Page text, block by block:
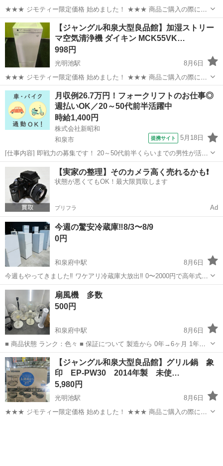
★★★ ジモティー限定価格 始めました！ ★★★ 商品ご購入の際に
「ジモティーを見た」と言っていただくと、 ジモティー限定価格(店頭
価格より3%OFF)でのご購入が可能です。 ぜひ店頭にてスタッフまで
お伝えください...
大阪 和泉市 光明池駅 季節、空調家電 ジャングル
【ジャングル和泉大型良品館】加湿ストリー
マ空気清浄機 ダイキン MCK55VK…
998円
光明池駅
8月6日
★★★ ジモティー限定価格 始めました！ ★★★ 商品ご購入の際に
「ジモティーを見た」と言っていただくと、 ジモティー限定価格(店頭
価格より3%OFF)でのご購入が可能です。 ぜひ店頭にてスタッフまで
お伝えください...
大阪 和泉市 光明池駅 季節、空調家電 ジャングル
月収例26.7万円！フォークリフトのお仕事◎
週払いOK／20～50代前半活躍中
時給1,400円
株式会社新昭和
和泉市
提携サイト 5月18日
[仕事内容] 即戦力の募集です！ 20～50代前半くらいまでの男性が活躍
中のフォークリフトのお仕事☆ 大手メーカー倉庫での入出荷業務で
す。 フォークリフトを使用して倉庫内の荷捌きをしていただきます。
その他付随作業等はござい...
大阪 和泉市 工場
【実家の整理】そのカメラ高く売れるかも❗️
状態が悪くてもOK！最大限買取します
プリフラ Ad
今週の驚安冷蔵庫‼️8/3〜8/9
0円
和泉府中駅
8月6日
今週もやってきました‼️ ワケアリ冷蔵庫大放出‼️ 0〜2000円で高年式で
動作も問題ないけど、傷や凹み、割れがあったり残念な子たちを格安
で販売します✨ 値切り交渉も大歓迎です💰 株式会社RUSH ヒミツの家
電屋さ...
大阪 和泉市 和泉府中駅
扇風機 多数
500円
和泉府中駅
8月6日
■ 商品状態 ランク：色々 ■ 保証について 製造から 0年→6ヶ月 1年→5
ヶ月 2年→4ヶ月 3年→3ヶ月 4年→2ヶ月 5年→1ヶ月 （期間内に不具
合があった場合は全額返金または同等品との交換にて対応いたしま
す） ※...
大阪 和泉市 和泉府中駅 季節、空調家電 店頭
【ジャングル和泉大型良品館】グリル鍋 象
印 EP-PW30 2014年製 未使…
5,980円
光明池駅
8月6日
★★★ ジモティー限定価格 始めました！ ★★★ 商品ご購入の際に